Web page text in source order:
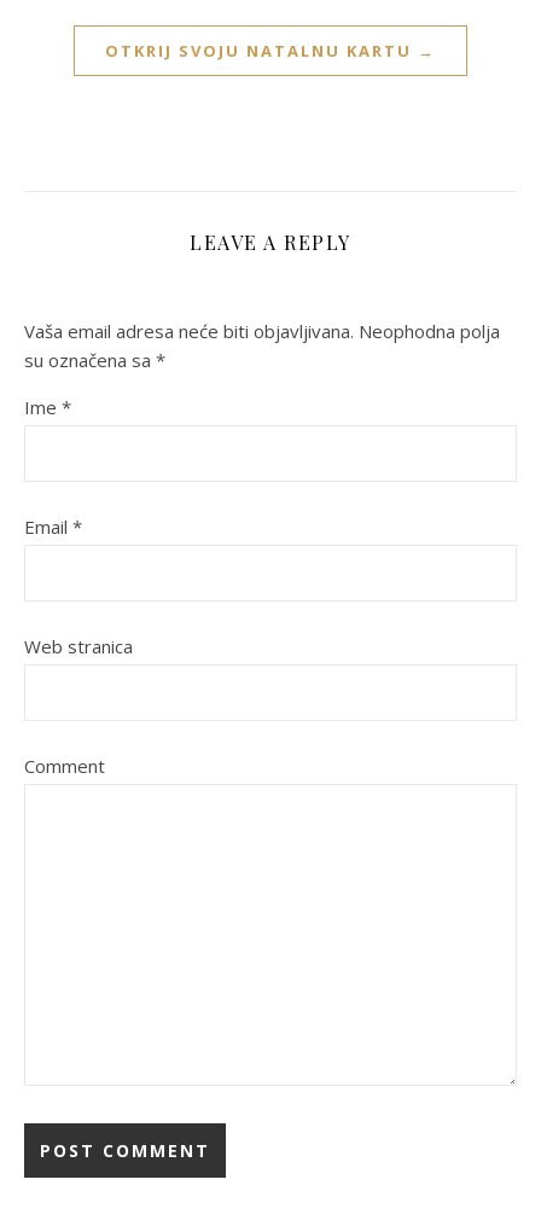
OTKRIJ SVOJU NATALNU KARTU →
LEAVE A REPLY
Vaša email adresa neće biti objavljivana. Neophodna polja
su označena sa *
Ime *
Email *
Web stranica
Comment